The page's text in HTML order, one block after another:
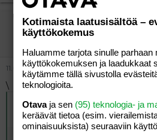
mindi
Jäsen
11.07.2004
\
Alkuperäinen kirjoittaja
kirjoitti:
Kotimaista laatusisältöä –
käyttökokemus
Haluamme tarjota sinulle parhaan
käyttökokemuksen ja laadukkaat
käytämme tällä sivustolla
teknologioita.
Otavaja sen (95) teknologia- ja
keräävät tietoa (esim.
ominaisuuk­sista) seuraaviin